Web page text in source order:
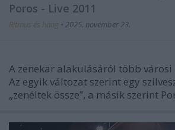
Poros - Live 2011
Ritmus és hang • 2025. november 23.
A zenekar alakulásáról több városi
Az egyik változat szerint egy
„zenéltek össze”, a másik szerint